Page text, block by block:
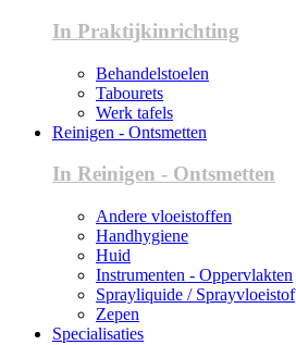
In Praktijkinrichting
Behandelstoelen
Tabourets
Werk tafels
Reinigen - Ontsmetten
In Reinigen - Ontsmetten
Andere vloeistoffen
Handhygiene
Huid
Instrumenten - Oppervlakten
Sprayliquide / Sprayvloeistof
Zepen
Specialisaties